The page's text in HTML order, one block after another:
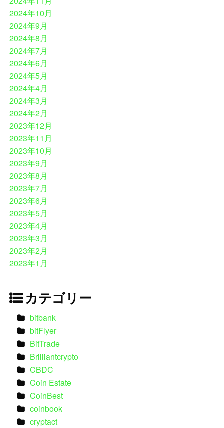
2024年10月
2024年9月
2024年8月
2024年7月
2024年6月
2024年5月
2024年4月
2024年3月
2024年2月
2023年12月
2023年11月
2023年10月
2023年9月
2023年8月
2023年7月
2023年6月
2023年5月
2023年4月
2023年3月
2023年2月
2023年1月
カテゴリー
bitbank
bitFlyer
BitTrade
Brilliantcrypto
CBDC
Coin Estate
CoinBest
coinbook
cryptact